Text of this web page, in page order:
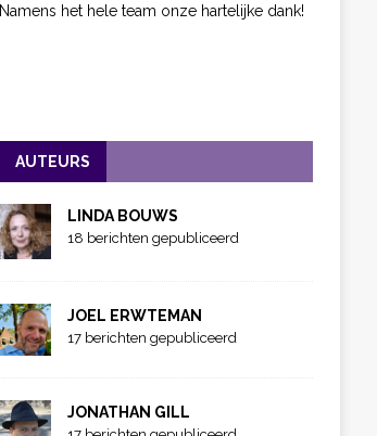
Namens het hele team onze hartelijke dank!
AUTEURS
LINDA BOUWS
18 berichten gepubliceerd
JOEL ERWTEMAN
17 berichten gepubliceerd
JONATHAN GILL